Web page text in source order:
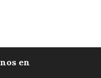
en